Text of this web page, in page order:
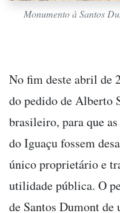
Monumento à Santos
No fim deste abril de
do pedido de Alberto
brasileiro, para que
do Iguaçu fossem
único proprietário e
utilidade pública. O
de Santos Dumont de